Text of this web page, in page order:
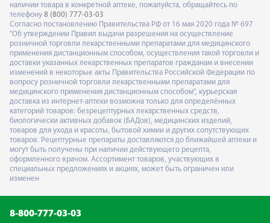
наличии товара в конкретной аптеке, пожалуйста, обращайтесь по
телефону 8 (800) 777-03-03
Согласно постановлению Правительства РФ от 16 мая 2020 года № 697
"Об утверждении Правил выдачи разрешения на осуществление
розничной торговли лекарственными препаратами для медицинского
применения дистанционным способом, осуществления такой торговли и
доставки указанных лекарственных препаратов гражданам и внесении
изменений в некоторые акты Правительства Российской Федерации по
вопросу розничной торговли лекарственными препаратами для
медицинского применения дистанционным способом", курьерская
доставка из интернет-аптеки возможна только для определённых
категорий товаров: безрецептурных лекарственных средств,
биологически активных добавок (БАДов), медицинских изделий,
товаров для ухода и красоты, бытовой химии и других сопутствующих
товаров. Рецептурные препараты доставляются до ближайшей аптеки и
могут быть получены при наличии действующего рецепта,
оформленного врачом. Ассортимент товаров, участвующих в
специальных предложениях и акциях, может быть ограничен или
изменен
8-800-777-03-03